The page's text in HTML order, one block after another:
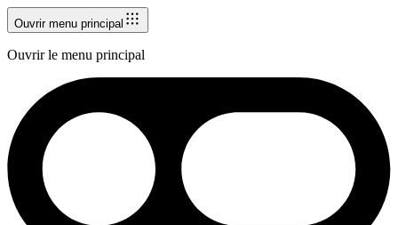
Ouvrir menu principal
Ouvrir le menu principal